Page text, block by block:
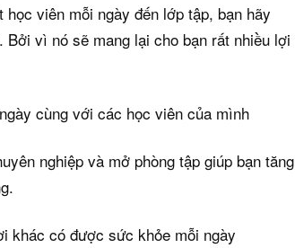
viên mỗi ngày đến lớp tập, bạn hãy
vì nó sẽ mang lại cho bạn rất nhiều lợi
cùng với các học viên của mình
nghiệp và mở phòng tập giúp bạn tăng
khác có được sức khỏe mỗi ngày